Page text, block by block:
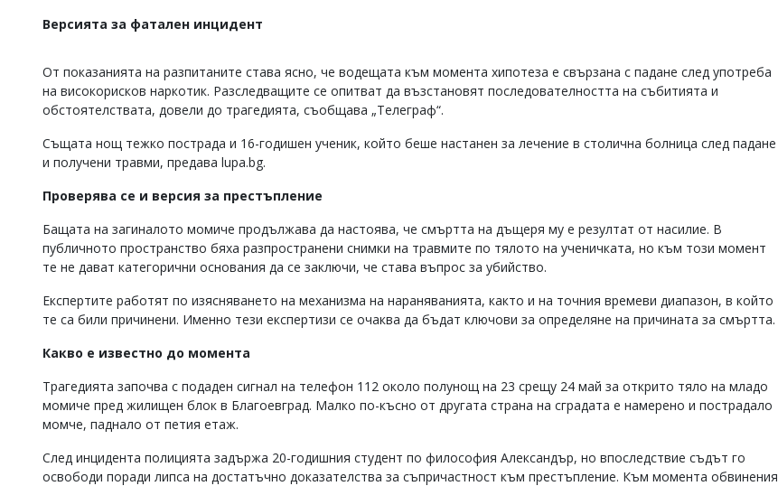
редактор:
office@flagman.bg
статиите
въвеждат
читателите
редакцията
отговорност
обиден
сигнализирайте
Версията за фатален инцидент
От показанията на разпитаните става ясно, че водещата към момента хипотеза е свързана с падане след употреба
на високорисков наркотик. Разследващите се опитват да възстановят последователността на събитията и
обстоятелствата, довели до трагедията, съобщава „Телеграф“.
Същата нощ тежко пострада и 16-годишен ученик, който беше настанен за лечение в столична болница след падане
и получени травми, предава lupa.bg.
Проверява се и версия за престъпление
Бащата на загиналото момиче продължава да настоява, че смъртта на дъщеря му е резултат от насилие. В
публичното пространство бяха разпространени снимки на травмите по тялото на ученичката, но към този момент
те не дават категорични основания да се заключи, че става въпрос за убийство.
Експертите работят по изясняването на механизма на нараняванията, както и на точния времеви диапазон, в който
те са били причинени. Именно тези експертизи се очаква да бъдат ключови за определяне на причината за смъртта.
Какво е известно до момента
Трагедията започва с подаден сигнал на телефон 112 около полунощ на 23 срещу 24 май за открито тяло на младо
момиче пред жилищен блок в Благоевград. Малко по-късно от другата страна на сградата е намерено и пострадало
момче, паднало от петия етаж.
След инцидента полицията задържа 20-годишния студент по философия Александър, но впоследствие съдът го
освободи поради липса на достатъчно доказателства за съпричастност към престъпление. Към момента обвинения